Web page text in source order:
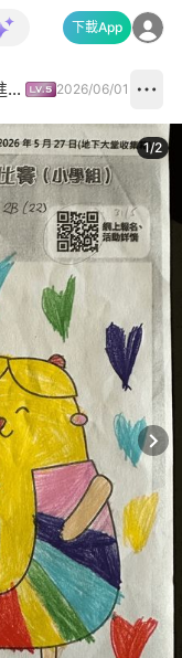
下載App
「我的Chill賞假期」填色比賽投票進行中✅ 2026/06/01
1/2